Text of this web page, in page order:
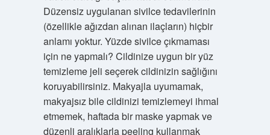
Düzensiz uygulanan sivilce tedavilerinin
(özellikle ağızdan alınan ilaçların) hiçbir
anlamı yoktur. Yüzde sivilce çıkmaması
için ne yapmalı? Cildinize uygun bir yüz
temizleme jeli seçerek cildinizin sağlığını
koruyabilirsiniz. Makyajla uyumamak,
makyajsız bile cildinizi temizlemeyi ihmal
etmemek, haftada bir maske yapmak ve
düzenli aralıklarla peeling kullanmak